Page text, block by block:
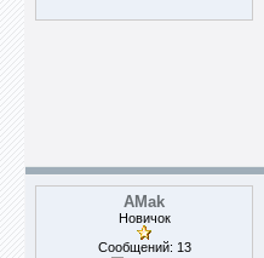
AMak
Новичок
Сообщений: 13